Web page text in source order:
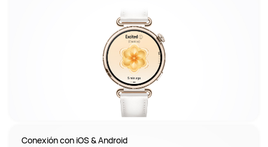
Conexión con iOS & Android